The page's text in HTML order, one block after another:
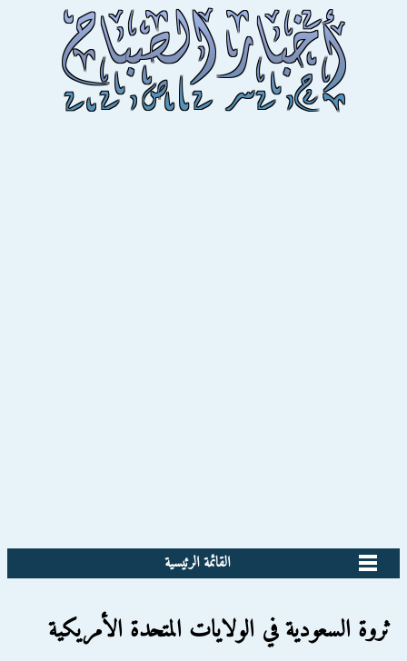
القائمة الرئيسية
ثروة السعودية في الولايات المتحدة الأمريكية